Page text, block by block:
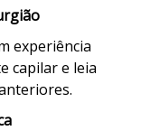
experiência
capilar e leia